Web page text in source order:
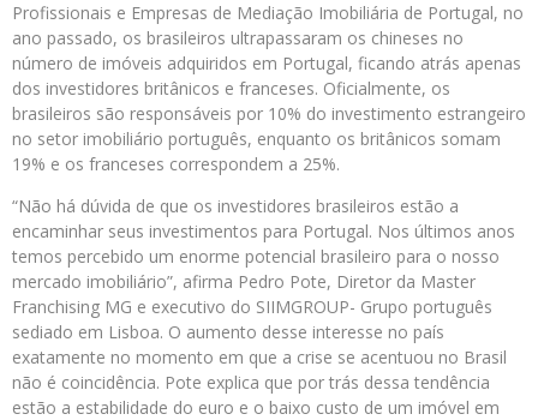
Profissionais e Empresas de Mediação Imobiliária de Portugal, no
ano passado, os brasileiros ultrapassaram os chineses no
número de imóveis adquiridos em Portugal, ficando atrás apenas
dos investidores britânicos e franceses. Oficialmente, os
brasileiros são responsáveis por 10% do investimento estrangeiro
no setor imobiliário português, enquanto os britânicos somam
19% e os franceses correspondem a 25%.
“Não há dúvida de que os investidores brasileiros estão a
encaminhar seus investimentos para Portugal. Nos últimos anos
temos percebido um enorme potencial brasileiro para o nosso
mercado imobiliário”, afirma Pedro Pote, Diretor da Master
Franchising MG e executivo do SIIMGROUP- Grupo português
sediado em Lisboa. O aumento desse interesse no país
exatamente no momento em que a crise se acentuou no Brasil
não é coincidência. Pote explica que por trás dessa tendência
estão a estabilidade do euro e o baixo custo de um imóvel em